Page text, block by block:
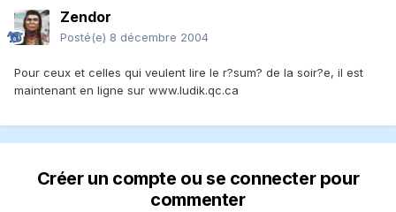
Zendor
Posté(e) 8 décembre 2004
Pour ceux et celles qui veulent lire le r?sum? de la soir?e, il est
maintenant en ligne sur www.ludik.qc.ca
Créer un compte ou se connecter pour
commenter